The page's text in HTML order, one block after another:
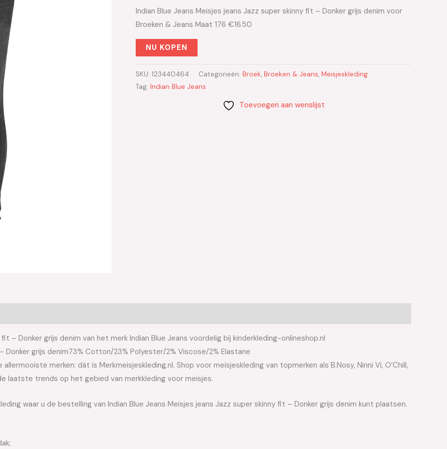
Indian Blue Jeans Meisjes jeans Jazz super skinny fit – Donker grijs denim voor
Broeken & Jeans Maat 176 €16.50
NU KOPEN
SKU: 123440464 Categorieën: Broek, Broeken & Jeans, Meisjeskleding
Tag: Indian Blue Jeans
Toevoegen aan wenslijst
– Donker grijs denim van het merk Indian Blue Jeans voordelig bij kinderkleding-onlineshop.nl
Donker grijs denim73% Cotton/23% Polyester/2% Viscose/2% Elastane
merken: dát is Merkmeisjeskleding.nl. Shop voor meisjeskleding van topmerken als B.Nosy, Ninni Vi, O’Chill,
laatste trends op het gebied van merkkleding voor meisjes.
waar u de bestelling van Indian Blue Jeans Meisjes jeans Jazz super skinny fit – Donker grijs denim kunt plaatsen.